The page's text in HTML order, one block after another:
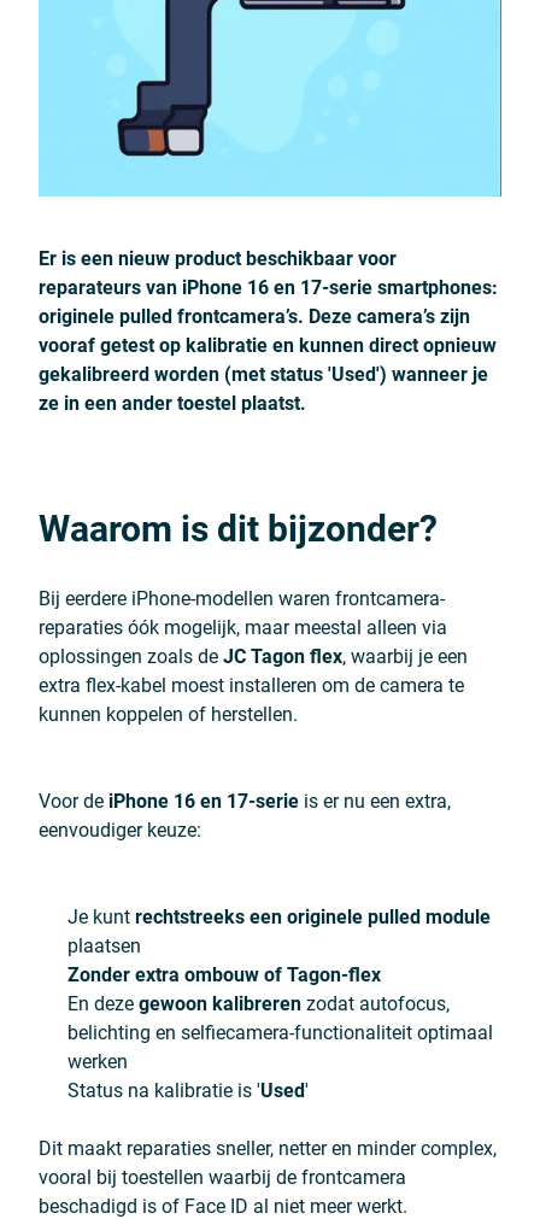
Er is een nieuw product beschikbaar voor
reparateurs van iPhone 16 en 17-serie smartphones:
originele pulled frontcamera’s. Deze camera’s zijn
vooraf getest op kalibratie en kunnen direct opnieuw
gekalibreerd worden (met status 'Used') wanneer je
ze in een ander toestel plaatst.
Waarom is dit bijzonder?
Bij eerdere iPhone-modellen waren frontcamera-
reparaties óók mogelijk, maar meestal alleen via
oplossingen zoals de JC Tagon flex, waarbij je een
extra flex-kabel moest installeren om de camera te
kunnen koppelen of herstellen.
Voor de iPhone 16 en 17-serie is er nu een extra,
eenvoudiger keuze:
Je kunt rechtstreeks een originele pulled module
plaatsen
Zonder extra ombouw of Tagon-flex
En deze gewoon kalibreren zodat autofocus,
belichting en selfiecamera-functionaliteit optimaal
werken
Status na kalibratie is 'Used'
Dit maakt reparaties sneller, netter en minder complex,
vooral bij toestellen waarbij de frontcamera
beschadigd is of Face ID al niet meer werkt.